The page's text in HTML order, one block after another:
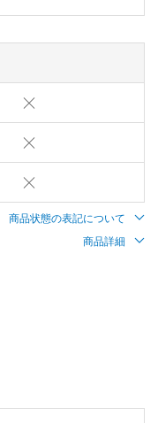
商品状態の表記について
商品詳細